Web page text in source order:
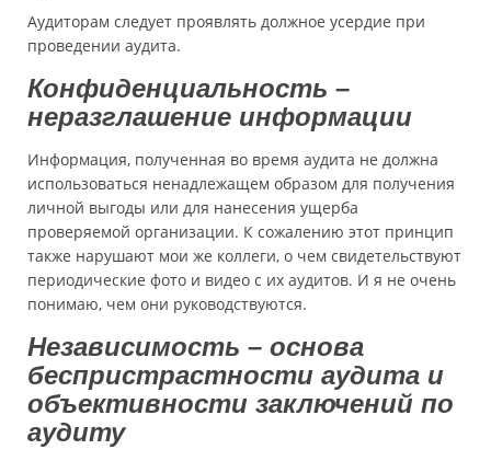
Аудиторам следует проявлять должное усердие при
проведении аудита.
Конфиденциальность –
неразглашение информации
Информация, полученная во время аудита не должна
использоваться ненадлежащем образом для получения
личной выгоды или для нанесения ущерба
проверяемой организации. К сожалению этот принцип
также нарушают мои же коллеги, о чем свидетельствуют
периодические фото и видео с их аудитов. И я не очень
понимаю, чем они руководствуются.
Независимость – основа
беспристрастности аудита и
объективности заключений по
аудиту